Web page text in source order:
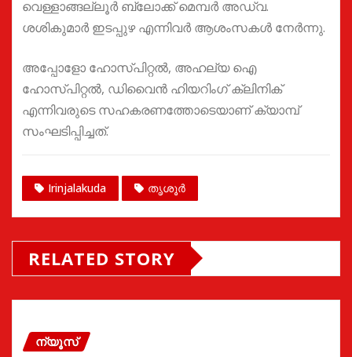
വെള്ളാങ്ങല്ലൂർ ബ്ലോക്ക്‌ മെമ്പർ അഡ്വ.
ശശികുമാർ ഇടപ്പുഴ എന്നിവർ ആശംസകൾ നേർന്നു.
അപ്പോളോ ഹോസ്പിറ്റൽ, അഹല്യ ഐ
ഹോസ്പിറ്റൽ, ഡിവൈൻ ഹിയറിംഗ് ക്ലിനിക്
എന്നിവരുടെ സഹകരണത്തോടെയാണ് ക്യാമ്പ്
സംഘടിപ്പിച്ചത്.
Irinjalakuda തൃശൂർ
RELATED STORY
ന്യൂസ്